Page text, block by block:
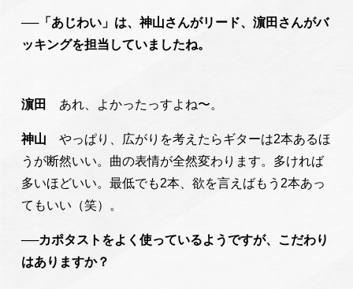
──「あじわい」は、神山さんがリード、濵田さんがバ
ッキングを担当していましたね。
濵田 あれ、よかったっすよね〜。
神山やっぱり、広がりを考えたらギターは2本あるほ
うが断然いい。曲の表情が全然変わります。多ければ
多いほどいい。最低でも2本、欲を言えばもう2本あっ
てもいい（笑）。
──カポタストをよく使っているようですが、こだわり
はありますか？